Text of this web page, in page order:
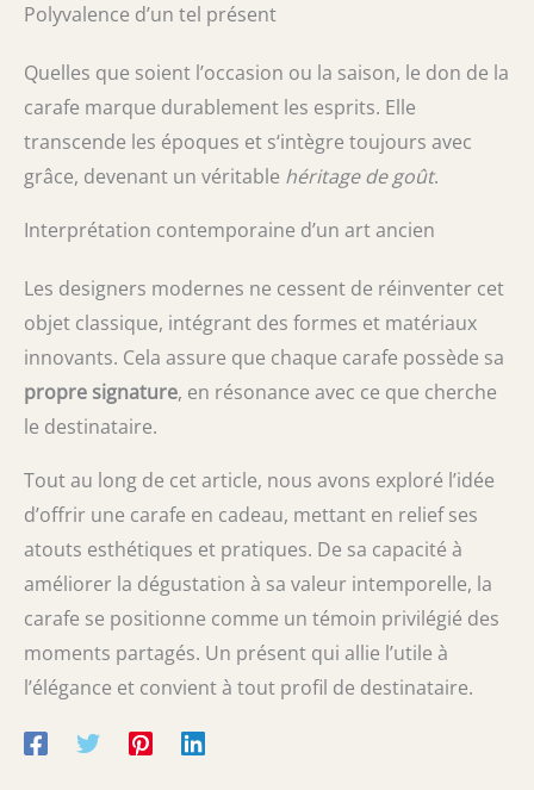
Polyvalence d’un tel présent
Quelles que soient l’occasion ou la saison, le don de la
carafe marque durablement les esprits. Elle
transcende les époques et s‘intègre toujours avec
grâce, devenant un véritable héritage de goût.
Interprétation contemporaine d’un art ancien
Les designers modernes ne cessent de réinventer cet
objet classique, intégrant des formes et matériaux
innovants. Cela assure que chaque carafe possède sa
propre signature, en résonance avec ce que cherche
le destinataire.
Tout au long de cet article, nous avons exploré l’idée
d’offrir une carafe en cadeau, mettant en relief ses
atouts esthétiques et pratiques. De sa capacité à
améliorer la dégustation à sa valeur intemporelle, la
carafe se positionne comme un témoin privilégié des
moments partagés. Un présent qui allie l’utile à
l’élégance et convient à tout profil de destinataire.